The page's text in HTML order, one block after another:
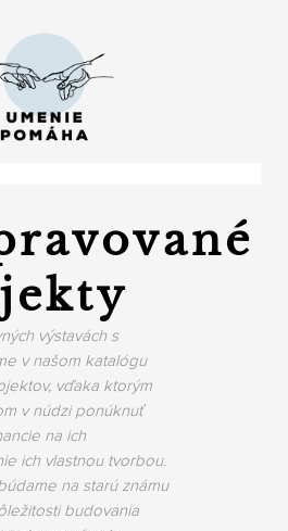
výstavách s
v našom katalógu
vďaka ktorým
v núdzi ponúknuť
na ich
ich vlastnou tvorbou.
na starú známu
budovania